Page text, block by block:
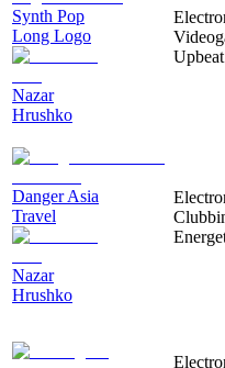
Synth Pop
Long Logo
Nazar
Hrushko
Upbeat
Danger Asia
Travel
Nazar
Hrushko